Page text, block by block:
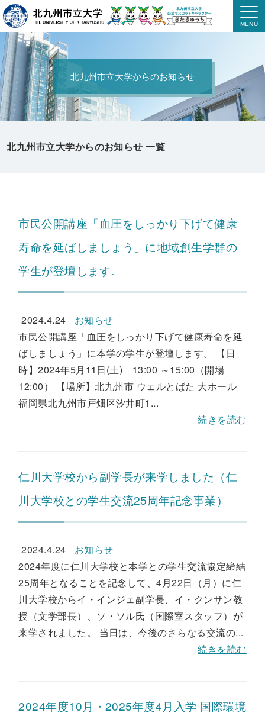
北九州市立大学からのお知らせ
北九州市立大学からのお知らせ 一覧
市民公開講座「血圧をしっかり下げて健康
寿命を延ばしましょう」に地域創生学群の
学生が登壇します。
2024.4.24
お知らせ
市民公開講座「血圧をしっかり下げて健康寿命を延
ばしましょう」に本学の学生が登壇します。 【日
時】2024年5月11日(土) 13:00 ～15:00（開場
12:00） 【場所】北九州市 ウェルとばた 大ホール
福岡県北九州市戸畑区汐井町1...
続きを読む
仁川大学校から副学長が来学しました（仁
川大学校との学生交流25周年記念事業）
2024.4.24
お知らせ
2024年度に仁川大学校と本学との学生交流協定締結
25周年となることを記念して、4月22日（月）に仁
川大学校からイ・インジェ副学長、イ・クンサン教
授（文学部長）、ソ・ソル氏（国際室スタッフ）が
来学されました。 当日は、今後のさらなる交流の...
続きを読む
2024年度10月・2025年度4月入学 国際環境